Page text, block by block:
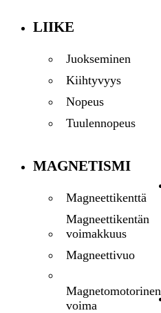
LIIKE
Juokseminen
Kiihtyvyys
Nopeus
Tuulennopeus
MAGNETISMI
Magneettikenttä
Magneettikentän
voimakkuus
Magneettivuo
Magnetomotorinen
voima